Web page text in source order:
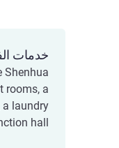
خدمات
Shenhua
rooms, a
a laundry
hall.